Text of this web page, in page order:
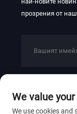
прозрения от
© 2026 FOSHAN
запазени.
We value
We use cookies and